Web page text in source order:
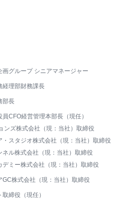
画グループ シニアマネージャー
経理部財務課長
部長
CFO経営管理本部長（現任）
ンズ株式会社（現：当社）取締役
・スタジオ株式会社（現：当社）取締役
ネル株式会社（現：当社）取締役
デミー株式会社（現：当社）取締役
GC株式会社（現：当社）取締役
締役（現任）